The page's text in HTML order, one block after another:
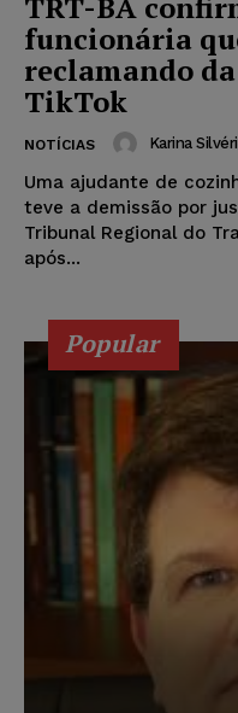
funcionária
reclamando
TikTok
NOTÍCIAS Karina
Uma ajudante de
teve a demissão por
Tribunal Regional do
após...
Popular